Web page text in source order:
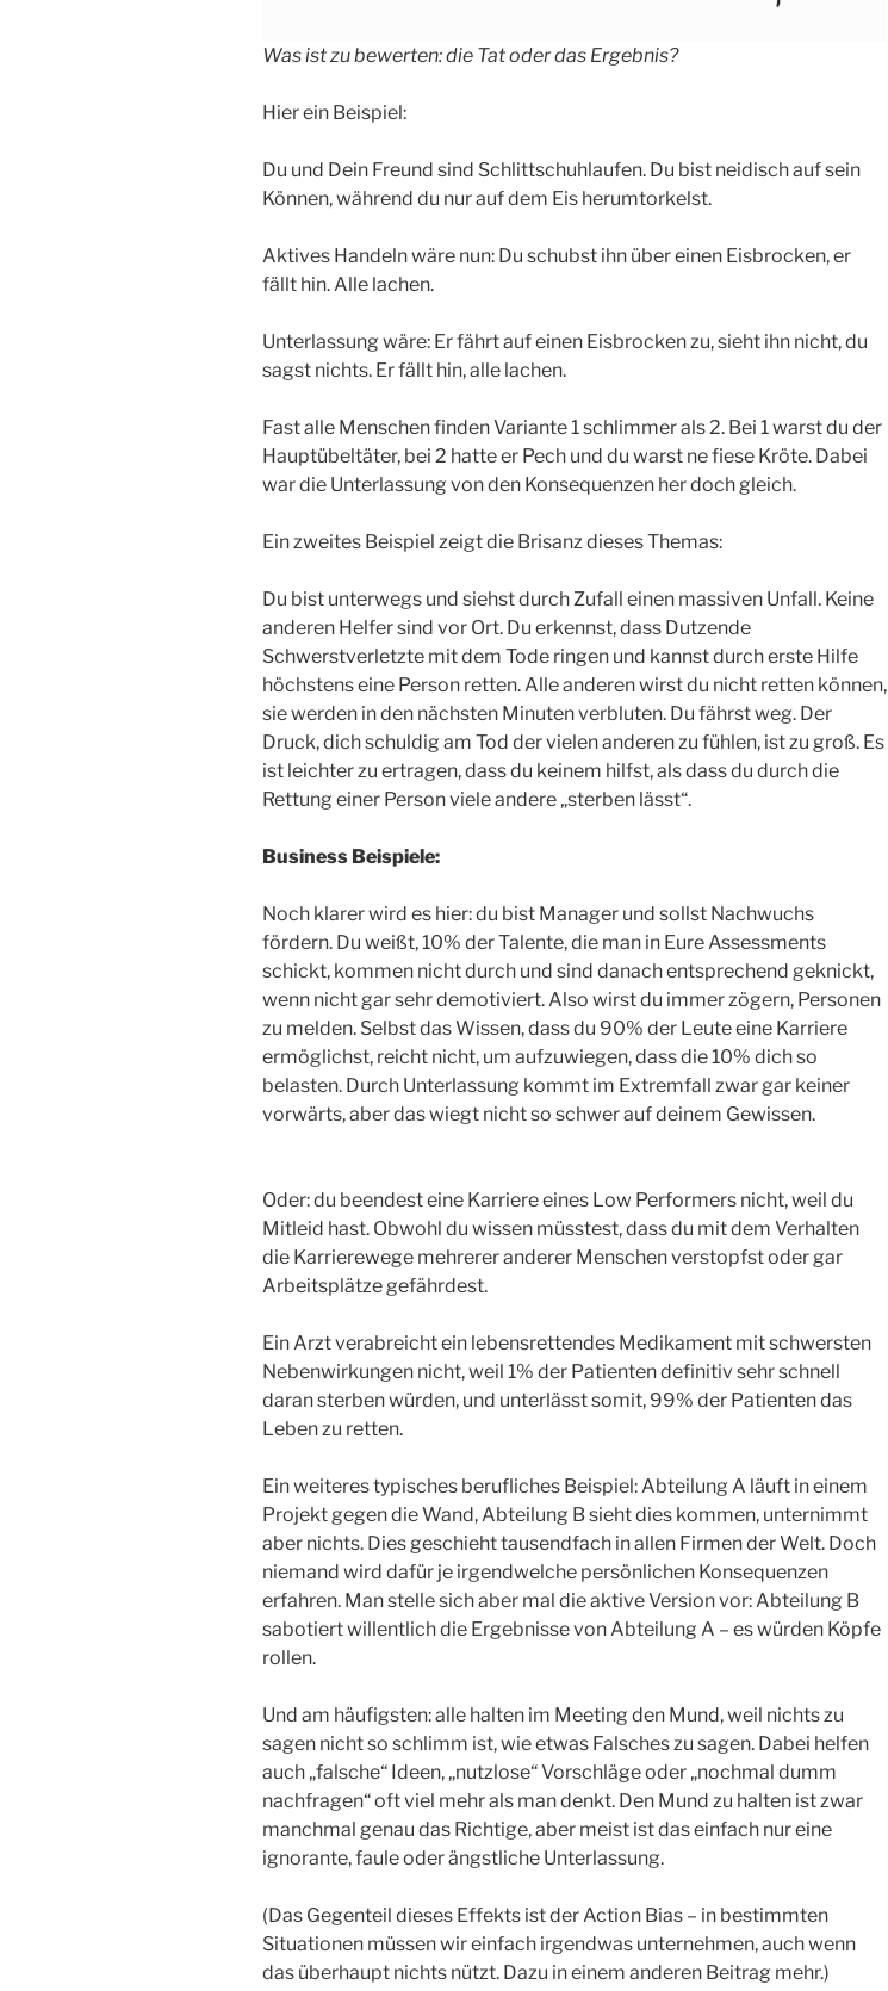
Was ist zu bewerten: die Tat oder das Ergebnis?
Hier ein Beispiel:
Du und Dein Freund sind Schlittschuhlaufen. Du bist neidisch auf sein
Können, während du nur auf dem Eis herumtorkelst.
Aktives Handeln wäre nun: Du schubst ihn über einen Eisbrocken, er
fällt hin. Alle lachen.
Unterlassung wäre: Er fährt auf einen Eisbrocken zu, sieht ihn nicht, du
sagst nichts. Er fällt hin, alle lachen.
Fast alle Menschen finden Variante 1 schlimmer als 2. Bei 1 warst du der
Hauptübeltäter, bei 2 hatte er Pech und du warst ne fiese Kröte. Dabei
war die Unterlassung von den Konsequenzen her doch gleich.
Ein zweites Beispiel zeigt die Brisanz dieses Themas:
Du bist unterwegs und siehst durch Zufall einen massiven Unfall. Keine
anderen Helfer sind vor Ort. Du erkennst, dass Dutzende
Schwerstverletzte mit dem Tode ringen und kannst durch erste Hilfe
höchstens eine Person retten. Alle anderen wirst du nicht retten können,
sie werden in den nächsten Minuten verbluten. Du fährst weg. Der
Druck, dich schuldig am Tod der vielen anderen zu fühlen, ist zu groß. Es
ist leichter zu ertragen, dass du keinem hilfst, als dass du durch die
Rettung einer Person viele andere „sterben lässt“.
Business Beispiele:
Noch klarer wird es hier: du bist Manager und sollst Nachwuchs
fördern. Du weißt, 10% der Talente, die man in Eure Assessments
schickt, kommen nicht durch und sind danach entsprechend geknickt,
wenn nicht gar sehr demotiviert. Also wirst du immer zögern, Personen
zu melden. Selbst das Wissen, dass du 90% der Leute eine Karriere
ermöglichst, reicht nicht, um aufzuwiegen, dass die 10% dich so
belasten. Durch Unterlassung kommt im Extremfall zwar gar keiner
vorwärts, aber das wiegt nicht so schwer auf deinem Gewissen.
Oder: du beendest eine Karriere eines Low Performers nicht, weil du
Mitleid hast. Obwohl du wissen müsstest, dass du mit dem Verhalten
die Karrierewege mehrerer anderer Menschen verstopfst oder gar
Arbeitsplätze gefährdest.
Ein Arzt verabreicht ein lebensrettendes Medikament mit schwersten
Nebenwirkungen nicht, weil 1% der Patienten definitiv sehr schnell
daran sterben würden, und unterlässt somit, 99% der Patienten das
Leben zu retten.
Ein weiteres typisches berufliches Beispiel: Abteilung A läuft in einem
Projekt gegen die Wand, Abteilung B sieht dies kommen, unternimmt
aber nichts. Dies geschieht tausendfach in allen Firmen der Welt. Doch
niemand wird dafür je irgendwelche persönlichen Konsequenzen
erfahren. Man stelle sich aber mal die aktive Version vor: Abteilung B
sabotiert willentlich die Ergebnisse von Abteilung A – es würden Köpfe
rollen.
Und am häufigsten: alle halten im Meeting den Mund, weil nichts zu
sagen nicht so schlimm ist, wie etwas Falsches zu sagen. Dabei helfen
auch „falsche“ Ideen, „nutzlose“ Vorschläge oder „nochmal dumm
nachfragen“ oft viel mehr als man denkt. Den Mund zu halten ist zwar
manchmal genau das Richtige, aber meist ist das einfach nur eine
ignorante, faule oder ängstliche Unterlassung.
(Das Gegenteil dieses Effekts ist der Action Bias – in bestimmten
Situationen müssen wir einfach irgendwas unternehmen, auch wenn
das überhaupt nichts nützt. Dazu in einem anderen Beitrag mehr.)